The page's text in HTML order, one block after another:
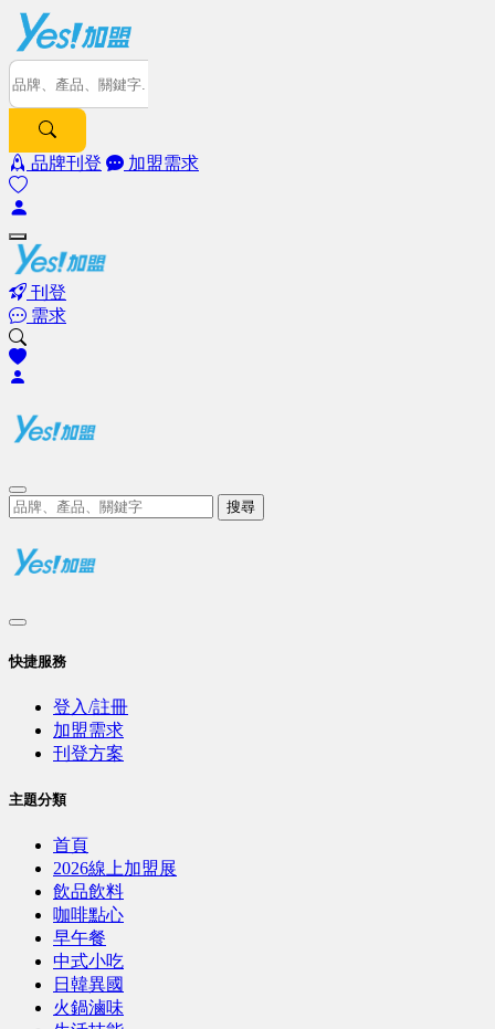
品牌刊登 加盟需求
刊登
需求
搜尋
快捷服務
登入/註冊
加盟需求
刊登方案
主題分類
首頁
2026線上加盟展
飲品飲料
咖啡點心
早午餐
中式小吃
日韓異國
火鍋滷味